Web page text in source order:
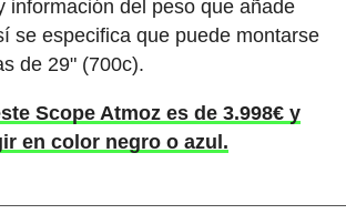
información del peso que añade
se especifica que puede montarse
de 29" (700c).
Scope Atmoz es de 3.998€ y
en color negro o azul.